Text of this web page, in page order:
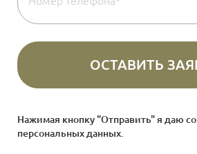
Нажимая кнопку "Отправить" я даю
персональных данных